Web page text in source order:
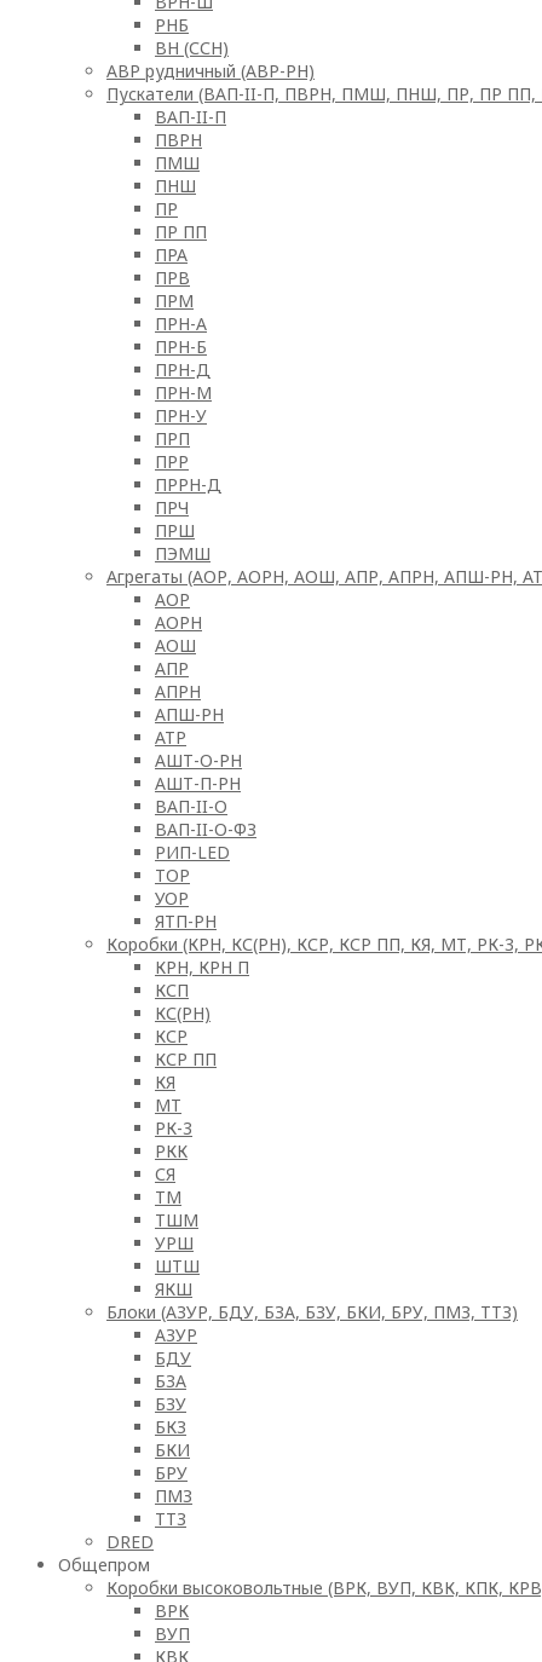
РНБ
ВН (ССН)
АВР рудничный (АВР-РН)
Пускатели (ВАП-II-П, ПВРН, ПМШ, ПНШ, ПР, ПР
ВАП-II-П
ПВРН
ПМШ
ПНШ
ПР
ПР ПП
ПРА
ПРВ
ПРМ
ПРН-А
ПРН-Б
ПРН-Д
ПРН-М
ПРН-У
ПРП
ПРР
ПРРН-Д
ПРЧ
ПРШ
ПЭМШ
Агрегаты (АОР, АОРН, АОШ, АПР, АПРН, АПШ-РН,
АОР
АОРН
АОШ
АПР
АПРН
АПШ-РН
АТР
АШТ-О-РН
АШТ-П-РН
ВАП-II-О
ВАП-II-О-ФЗ
РИП-LED
ТОР
УОР
ЯТП-РН
Коробки (КРН, КС(РН), КСР, КСР ПП, КЯ, МТ, РК-3,
КРН, КРН П
КСП
КС(РН)
КСР
КСР ПП
КЯ
МТ
РК-3
РКК
СЯ
ТМ
ТШМ
УРШ
ШТШ
ЯКШ
Блоки (АЗУР, БДУ, БЗА, БЗУ, БКИ, БРУ, ПМЗ, ТТЗ)
АЗУР
БДУ
БЗА
БЗУ
БКЗ
БКИ
БРУ
ПМЗ
ТТЗ
DRED
Общепром
Коробки высоковольтные (ВРК, ВУП, КВК, КПК,
ВРК
ВУП
КВК